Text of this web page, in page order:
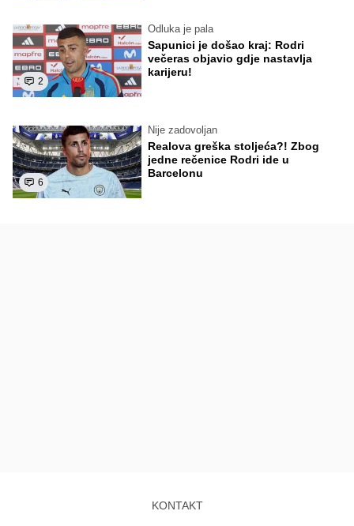
2
Odluka je pala
Sapunici je došao kraj: Rodri
večeras objavio gdje nastavlja
karijeru!
6
Nije zadovoljan
Realova greška stoljeća?! Zbog
jedne rečenice Rodri ide u
Barcelonu
KONTAKT